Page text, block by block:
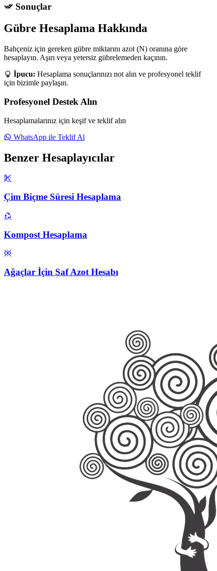
Sonuçlar
Gübre Hesaplama Hakkında
Bahçeniz için gereken gübre miktarını azot (N) oranına göre
hesaplayın. Aşırı veya yetersiz gübrelemeden kaçının.
İpucu: Hesaplama sonuçlarınızı not alın ve profesyonel teklif
için bizimle paylaşın.
Profesyonel Destek Alın
Hesaplamalarınız için keşif ve teklif alın
WhatsApp ile Teklif Al
Benzer Hesaplayıcılar
Çim Biçme Süresi Hesaplama
Kompost Hesaplama
Ağaçlar İçin Saf Azot Hesabı